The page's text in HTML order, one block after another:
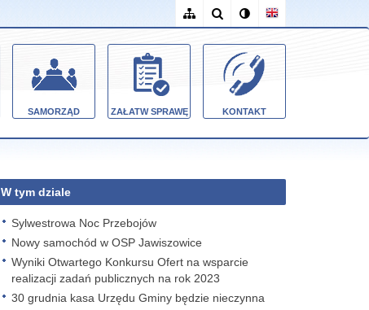
SAMORZĄD ZAŁATW SPRAWĘ KONTAKT
W tym dziale
Sylwestrowa Noc Przebojów
Nowy samochód w OSP Jawiszowice
Wyniki Otwartego Konkursu Ofert na wsparcie
realizacji zadań publicznych na rok 2023
30 grudnia kasa Urzędu Gminy będzie nieczynna